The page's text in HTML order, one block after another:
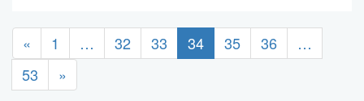
« 1 … 32 33 34 35 36
…
53
»